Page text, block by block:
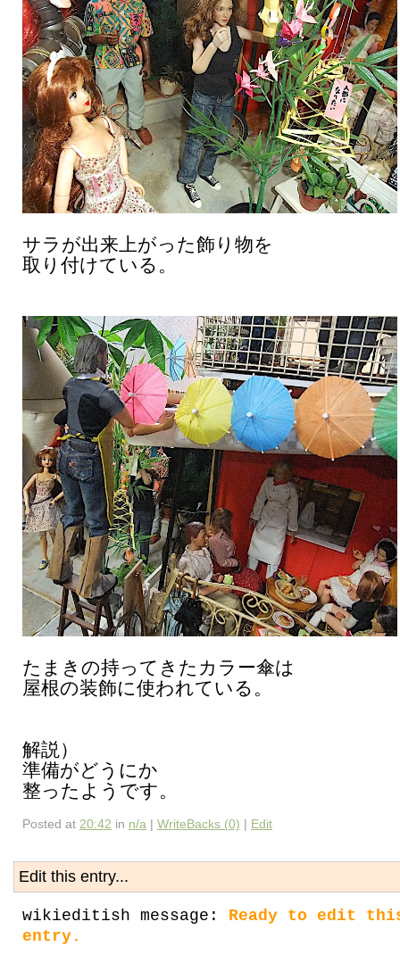
サラが出来上がった飾り物を
取り付けている。
たまきの持ってきたカラー傘は
屋根の装飾に使われている。
解説）
準備がどうにか
整ったようです。
Posted at 20:42 in n/a WriteBacks (0) Edit
Edit this entry...
wikieditish message: Ready to edit
entry.